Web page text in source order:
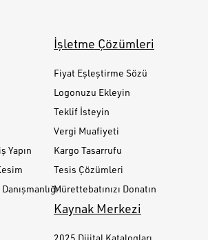
Yapın
İşletme Çözümleri
Fiyat Eşleştirme Sözü
Logonuzu Ekleyin
Teklif İsteyin
Vergi Muafiyeti
Kargo Tasarrufu
Tesis Çözümleri
Mürettebatınızı Donatın
Kaynak Merkezi
2025 Dijital Katalogları